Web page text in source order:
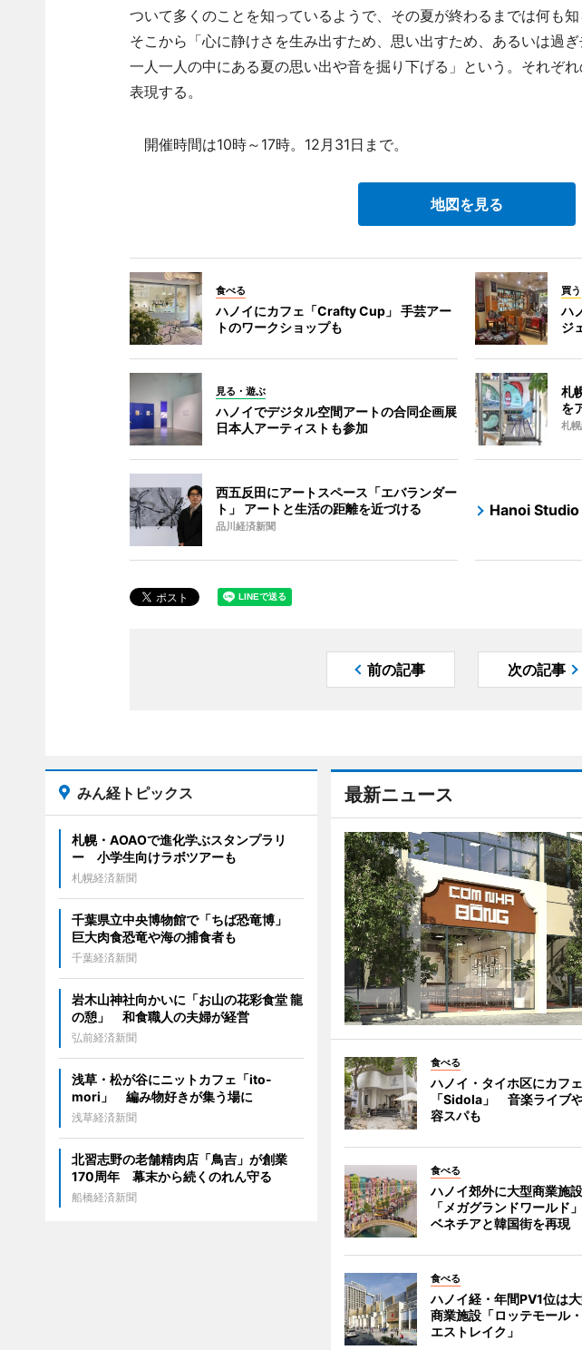
ついて多くのことを知っているようで、その夏が終わるまでは何も知
そこから「心に静けさを生み出すため、思い出すため、あるいは過ぎ
一人一人の中にある夏の思い出や音を掘り下げる」という。それぞ
表現する。
開催時間は10時～17時。12月31日まで。
地図を見る
食べる
ハノイにカフェ「Crafty Cup」 手芸アー
トのワークショップも
買う
ハ
ジ
見る・遊ぶ
ハノイでデジタル空間アートの合同企画展
日本人アーティストも参加
札
を
札
西五反田にアートスペース「エバランダー
ト」 アートと生活の距離を近づける
品川経済新聞
Hanoi Studio
前の記事 次の記事
最新ニュース
食べる
ハノイ・タイホ区にカフェ
「Sidola」 音楽ライブ
容スパも
食べる
ハノイ郊外に大型商業施設
「メガグランドワールド
ベネチアと韓国街を再現
食べる
ハノイ経・年間PV1位は
商業施設「ロッテモール
エストレイク」
みん経トピックス
札幌・AOAOで進化学ぶスタンプラリ
ー 小学生向けラボツアーも
札幌経済新聞
千葉県立中央博物館で「ちば恐竜博」
巨大肉食恐竜や海の捕食者も
千葉経済新聞
岩木山神社向かいに「お山の花彩食堂 龍
の憩」 和食職人の夫婦が経営
弘前経済新聞
浅草・松が谷にニットカフェ「ito-
mori」 編み物好きが集う場に
浅草経済新聞
北習志野の老舗精肉店「鳥吉」が創業
170周年 幕末から続くのれん守る
船橋経済新聞